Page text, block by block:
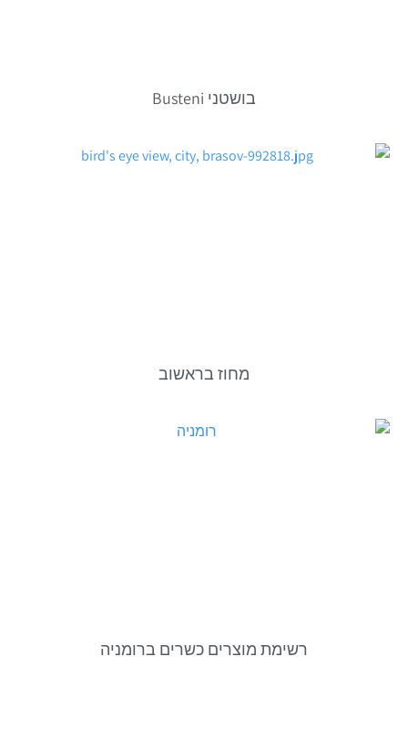
בושטני Busteni
מחוז בראשוב
רשימת מוצרים כשרים ברומניה